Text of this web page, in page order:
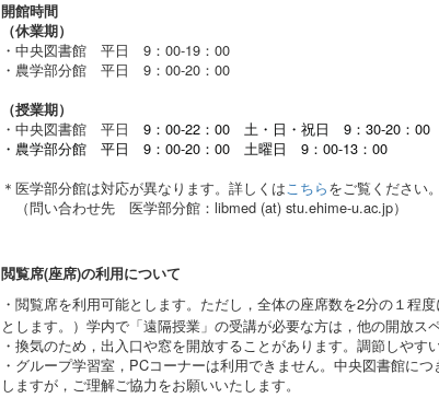
開館時間
（休業期）
・中央図書館 平日 9：00-19：00
・農学部分館 平日 9：00-20：00
（授業期）
・中央図書館 平日 9：00-22：00
土・日・祝日 9：30-20：00
・農学部分館 平日 9：00-20：00 土曜日 9：00-13：00
＊医学部分館は対応が異なります。詳しくはこちらをご覧ください。
（問い合わせ先 医学部分館：libmed (at) stu.ehime-u.ac.jp）
閲覧席(座席)の利用について
・ 閲覧席を利用可能とします。ただし，全体の座席数を2分の１程
とします。） 学内で「遠隔授業」の受講が必要な方は，他の開放ス
・換気のため，出入口や窓を開放することがあります。調節しやす
・グループ学習室，PCコーナーは利用できません。中央図書館に
しますが，ご理解ご協力をお願いいたします。